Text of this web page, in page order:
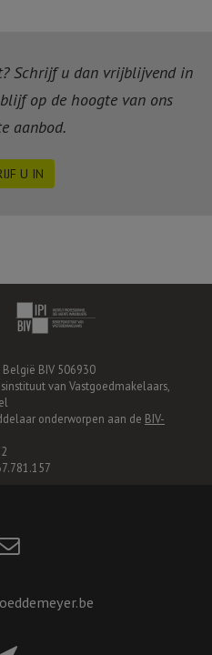
Schrijf u dan vrijblijvend in
op de hoogte van ons
aanbod.
U IN
BIV 506930
van Vastgoedmakelaars,
onderworpen aan de BIV-